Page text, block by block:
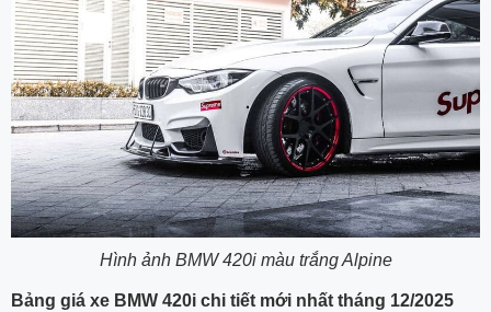
Hình ảnh BMW 420i màu trắng Alpine
Bảng giá xe BMW 420i chi tiết mới nhất tháng 12/2025